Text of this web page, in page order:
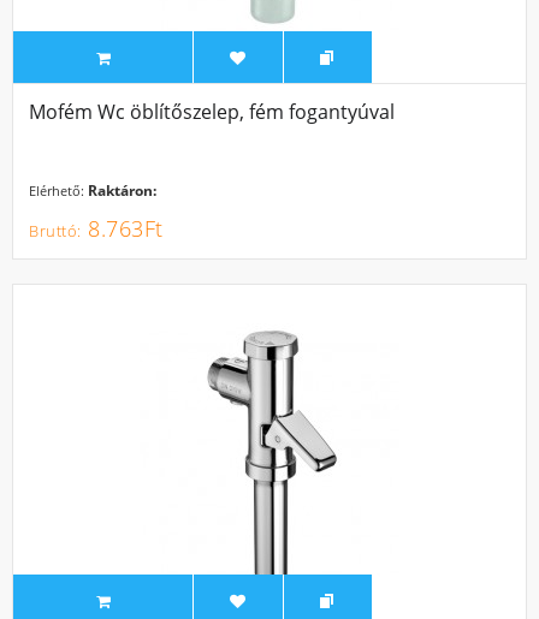
Mofém Wc öblítőszelep, fém fogantyúval
Elérhető: Raktáron:
8.763Ft